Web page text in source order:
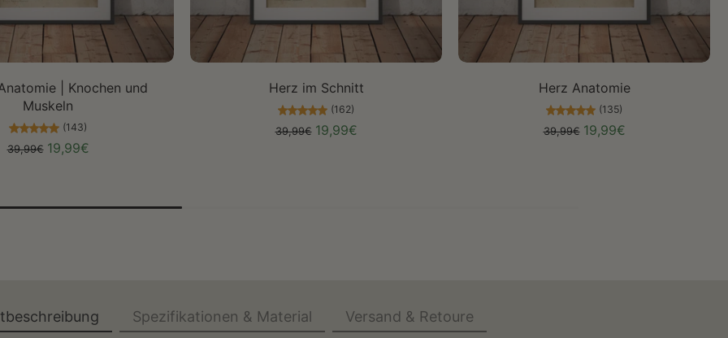
| Knochen und
Muskeln
(143)
39,99€ 19,99€
Herz im Schnitt
(162)
39,99€ 19,99€
Herz Anatomie
(135)
39,99€ 19,99€
Spezifikationen & Material Versand & Retoure